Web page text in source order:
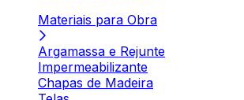
Materiais para Obra
Argamassa e Rejunte
Impermeabilizante
Chapas de Madeira